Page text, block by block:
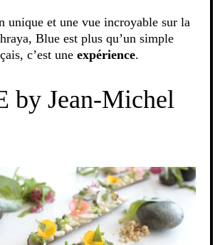
unique et une vue incroyable sur la
Blue est plus qu’un simple
c’est une expérience.
by Jean-Michel